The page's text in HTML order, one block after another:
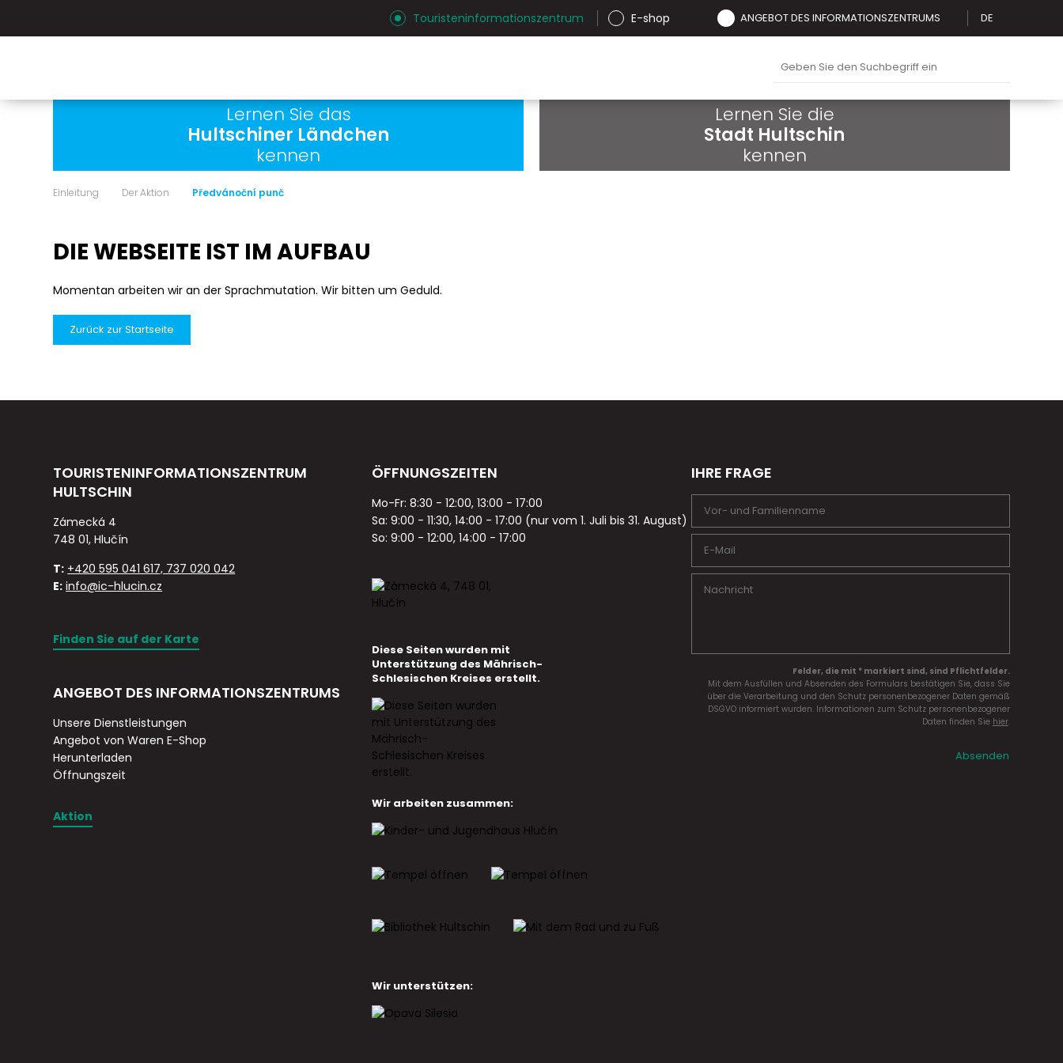
Touristeninformationszentrum E-shop ANGEBOT DES INFORMATIONSZENTRUMS DE
Lernen Sie das
Hultschiner Ländchen
kennen
Lernen Sie die
Stadt Hultschin
kennen
Einleitung Der Aktion Předvánoční punč
DIE WEBSEITE IST IM AUFBAU
Momentan arbeiten wir an der Sprachmutation. Wir bitten um Geduld.
Zurück zur Startseite
TOURISTENINFORMATIONSZENTRUM
HULTSCHIN
Zámecká 4
748 01, Hlučín
T: +420 595 041 617, 737 020 042
E: info@ic-hlucin.cz
Finden Sie auf der Karte
ANGEBOT DES INFORMATIONSZENTRUMS
Unsere Dienstleistungen
Angebot von Waren E-Shop
Herunterladen
Öffnungszeit
Aktion
ÖFFNUNGSZEITEN
Mo-Fr: 8:30 - 12:00, 13:00 - 17:00
Sa: 9:00 - 11:30, 14:00 - 17:00 (nur vom 1. Juli bis 31. August)
So: 9:00 - 12:00, 14:00 - 17:00
Diese Seiten wurden mit
Unterstützung des Mährisch-
Schlesischen Kreises erstellt.
Wir arbeiten zusammen:
Wir unterstützen:
IHRE FRAGE
Felder, die mit * markiert sind, sind Pflichtfelder.
Mit dem Ausfüllen und Absenden des Formulars bestätigen Sie, dass Sie
über die Verarbeitung und den Schutz personenbezogener Daten gemäß
DSGVO informiert wurden. Informationen zum Schutz personenbezogener
Daten finden Sie hier.
Absenden